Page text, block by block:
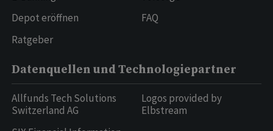
Depot eröffnen
Ratgeber
FAQ
Datenquellen und Technologiepartner
Allfunds Tech Solutions
Switzerland AG
Logos provided by
Elbstream